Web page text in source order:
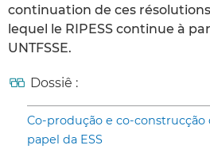
continuation de ces résolutions
lequel le RIPESS continue à
UNTFSSE.
Dossiê :
Co-produção e co-construcção
papel da ESS